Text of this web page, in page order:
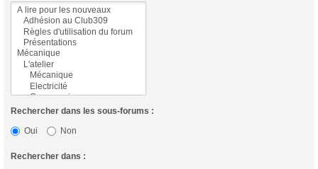
Rechercher dans les sous-forums :
Oui
Non
Rechercher dans :